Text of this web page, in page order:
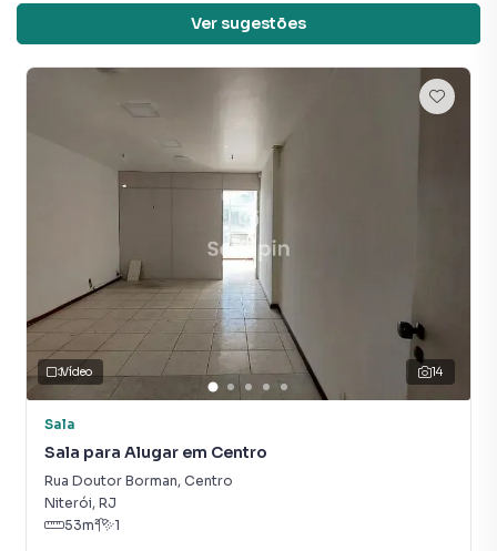
Ver sugestões
Sala
Circuito Interno TV
Veja outros imóveis nesta região
14
Vídeo
Sala
Sala para Alugar em Centro
Rua Doutor Borman, Centro
Niterói, RJ
53m² 1